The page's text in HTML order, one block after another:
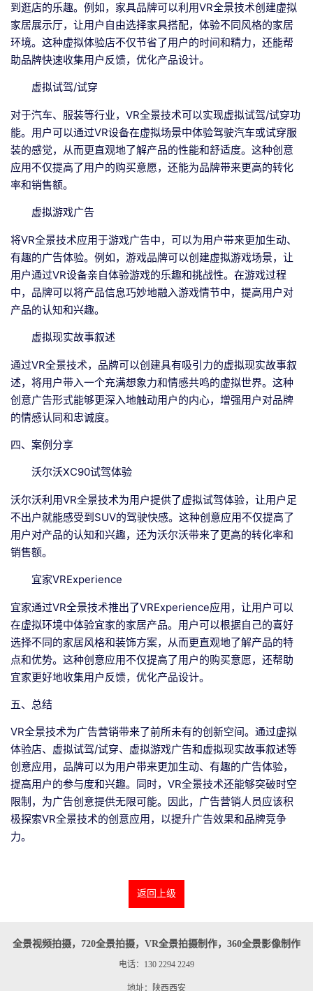
到逛店的乐趣。例如，家具品牌可以利用VR全景技术创建虚拟
家居展示厅，让用户自由选择家具搭配，体验不同风格的家居
环境。这种虚拟体验店不仅节省了用户的时间和精力，还能帮
助品牌快速收集用户反馈，优化产品设计。
虚拟试驾/试穿
对于汽车、服装等行业，VR全景技术可以实现虚拟试驾/试穿功
能。用户可以通过VR设备在虚拟场景中体验驾驶汽车或试穿服
装的感觉，从而更直观地了解产品的性能和舒适度。这种创意
应用不仅提高了用户的购买意愿，还能为品牌带来更高的转化
率和销售额。
虚拟游戏广告
将VR全景技术应用于游戏广告中，可以为用户带来更加生动、
有趣的广告体验。例如，游戏品牌可以创建虚拟游戏场景，让
用户通过VR设备亲自体验游戏的乐趣和挑战性。在游戏过程
中，品牌可以将产品信息巧妙地融入游戏情节中，提高用户对
产品的认知和兴趣。
虚拟现实故事叙述
通过VR全景技术，品牌可以创建具有吸引力的虚拟现实故事叙
述，将用户带入一个充满想象力和情感共鸣的虚拟世界。这种
创意广告形式能够更深入地触动用户的内心，增强用户对品牌
的情感认同和忠诚度。
四、案例分享
沃尔沃XC90试驾体验
沃尔沃利用VR全景技术为用户提供了虚拟试驾体验，让用户足
不出户就能感受到SUV的驾驶快感。这种创意应用不仅提高了
用户对产品的认知和兴趣，还为沃尔沃带来了更高的转化率和
销售额。
宜家VRExperience
宜家通过VR全景技术推出了VRExperience应用，让用户可以
在虚拟环境中体验宜家的家居产品。用户可以根据自己的喜好
选择不同的家居风格和装饰方案，从而更直观地了解产品的特
点和优势。这种创意应用不仅提高了用户的购买意愿，还帮助
宜家更好地收集用户反馈，优化产品设计。
五、总结
VR全景技术为广告营销带来了前所未有的创新空间。通过虚拟
体验店、虚拟试驾/试穿、虚拟游戏广告和虚拟现实故事叙述等
创意应用，品牌可以为用户带来更加生动、有趣的广告体验，
提高用户的参与度和兴趣。同时，VR全景技术还能够突破时空
限制，为广告创意提供无限可能。因此，广告营销人员应该积
极探索VR全景技术的创意应用，以提升广告效果和品牌竞争
力。
返回上级
全景视频拍摄，720全景拍摄，VR全景拍摄制作，360全景影像制作
电话：130 2294 2249
地址：陕西西安